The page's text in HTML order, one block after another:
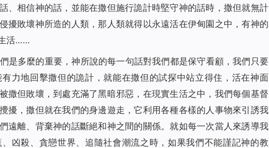
、相信神的話，並能在撒但施行詭計時堅守神的話時，撒但就無計
擾敗壞神所造的人類，那人類就得以永遠活在伊甸園之中，有神的
活……
是多麼的重要，神所說的每一句話對我們都是保守看顧，我們只要
力地回擊撒但的詭計，就能在撒但的試探中站立得住，活在神面
撒但敗壞，到處充滿了黑暗邪惡，在現實生活之中，我們每個基督
擾，撒但就在我們的身邊遊走，它利用各種各樣的人事物來引誘我
遠離、背棄神的話斷絕和神之間的關係。就如每一次當人來誘導我
凶殺、貪戀世界、追隨社會潮流之時，如果我們不能謹記神的教